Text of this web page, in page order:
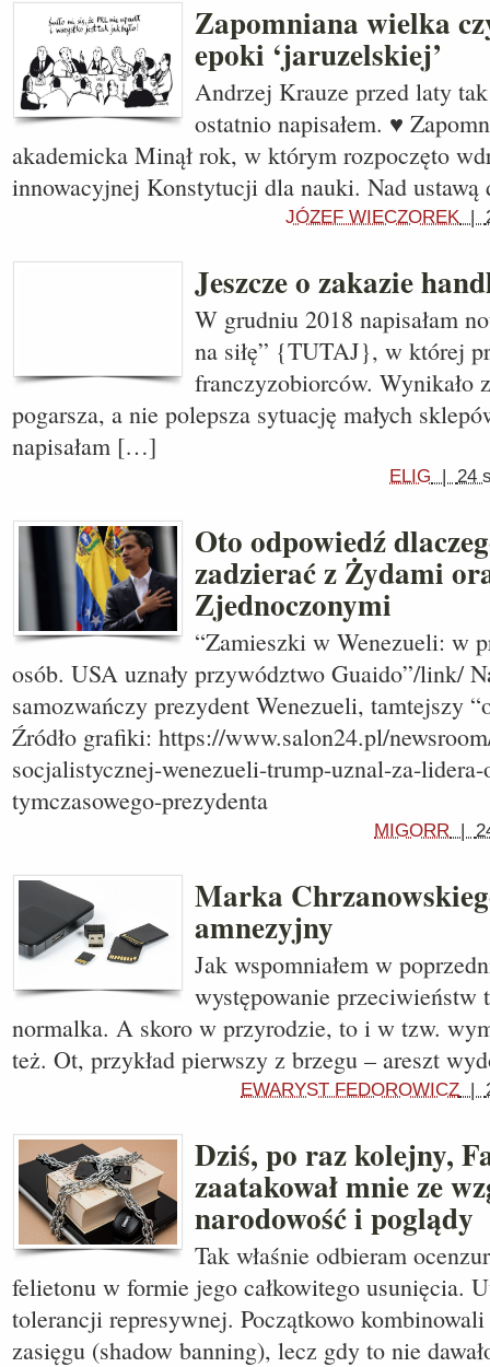
Zapomniana wielka
epoki ‘jaruzelskiej’
Andrzej Krauze przed laty
ostatnio napisałem. ♥
akademicka Minął rok, w którym rozpoczęto
innowacyjnej Konstytucji dla nauki. Nad
JÓZEF WIECZOREK |
Jeszcze o zakazie
W grudniu 2018 napisałam
na siłę” {TUTAJ}, w której
franczyzobiorców. Wynikało
pogarsza, a nie polepsza sytuację małych
napisałam […]
ELIG | 24
Oto odpowiedź
zadzierać z Żydami
Zjednoczonymi
“Zamieszki w Wenezueli: w
osób. USA uznały przywództwo Guaido”/link/
samozwańczy prezydent Wenezueli, tamtejszy
Źródło grafiki: https://www.salon24.pl/
socjalistycznej-wenezueli-trump-uznal-za-
tymczasowego-prezydenta
MIGORR |
Marka
amnezyjny
Jak wspomniałem w
występowanie przeciwieństw
normalka. A skoro w przyrodzie, to i w tzw.
też. Ot, przykład pierwszy z brzegu – areszt
EWARYST FEDOROWICZ |
Dziś, po raz kolejny,
zaatakował mnie ze
narodowość i poglądy
Tak właśnie odbieram
felietonu w formie jego całkowitego usunięcia.
tolerancji represywnej. Początkowo
zasięgu (shadow banning), lecz gdy to nie